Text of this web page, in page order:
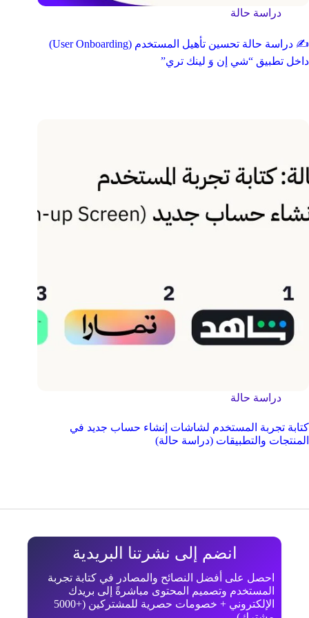
دراسة حالة
✍️ دراسة حالة تحسين تأهيل المستخدم (User Onboarding)
داخل تطبيق “شي إن وَ لينك تري”
دراسة حالة
كتابة تجربة المستخدم لشاشات إنشاء حساب جديد في
المنتجات والتطبيقات (دراسة حالة)
انضم إلى نشرتنا البريدية
احصل على أفضل النصائح والمصادر في كتابة تجربة
المستخدم وتصميم المحتوى مباشرةً إلى بريدك
الإلكتروني + خصومات حصرية للمشتركين (+5000